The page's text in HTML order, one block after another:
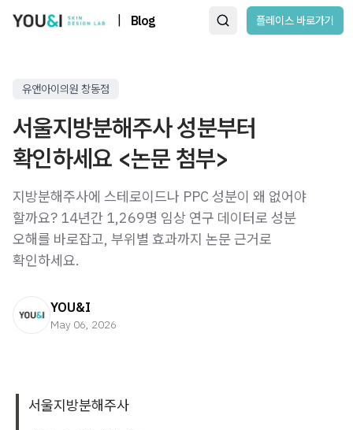
Blog 플레이스 바로가기
유앤아이의원 창동점
서울지방분해주사 성분부터
확인하세요 <논문 첨부>
지방분해주사에 스테로이드나 PPC 성분이 왜 없어야
할까요? 14년간 1,269명 임상 연구 데이터로 성분
오해를 바로잡고, 부위별 효과까지 논문 근거로
확인하세요.
YOU&I
May 06, 2026
서울지방분해주사